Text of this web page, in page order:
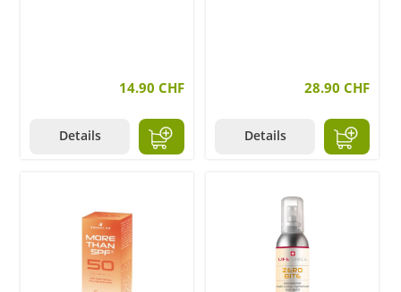
14.90 CHF
Details
28.90 CHF
Details